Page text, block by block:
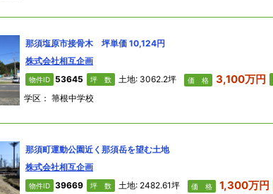
那須塩原市接骨木 坪単価 10,124円
株式会社相互企画
物件ID 53645 坪 数 土地: 3062.2坪 価 格 3,100万円
学区： 箒根中学校
那須町運動公園近く那須岳を望む土地
株式会社相互企画
物件ID 39669 坪 数 土地: 2482.61坪 価 格 1,300万円